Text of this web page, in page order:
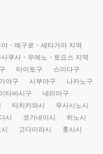
야・메구로・세타가야 지역
사쿠사・우에노・토요스 지역
타이토구
스미다구
야구 시부야구
나카노구
이타바시구
네리마구
타치카와시
무사시노시
시 코가네이시
히노시
고다이라시
훗사시